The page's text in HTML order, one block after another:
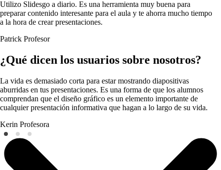
Utilizo Slidesgo a diario. Es una herramienta muy buena para
preparar contenido interesante para el aula y te ahorra mucho tiempo
a la hora de crear presentaciones.
Patrick Profesor
¿Qué dicen los usuarios sobre nosotros?
La vida es demasiado corta para estar mostrando diapositivas
aburridas en tus presentaciones. Es una forma de que los alumnos
comprendan que el diseño gráfico es un elemento importante de
cualquier presentación informativa que hagan a lo largo de su vida.
Kerin Profesora